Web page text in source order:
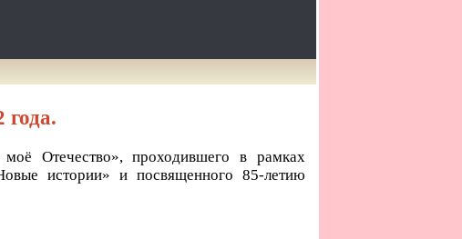
года.
Отечество», проходившего в рамках
истории» и посвященного 85-летию